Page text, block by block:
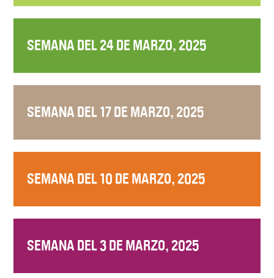
SEMANA DEL 24 DE MARZO, 2025
SEMANA DEL 17 DE MARZO, 2025
SEMANA DEL 10 DE MARZO, 2025
SEMANA DEL 3 DE MARZO, 2025